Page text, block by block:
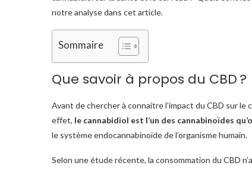
notre analyse dans cet article.
Sommaire
Que savoir à propos du CBD ?
Avant de chercher à connaitre l’impact du CBD sur
effet, le cannabidiol est l’un des cannabinoïdes
le système endocannabinoïde de l’organisme humain.
Selon une étude récente, la consommation du CBD